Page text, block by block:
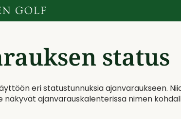
status
eri statustunnuksia ajanvaraukseen.
näkyvät ajanvarauskalenterissa nimen